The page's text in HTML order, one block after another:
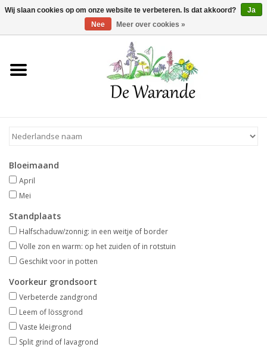
Winkelwagen >0 Artikelen - €0,00
Home
Voorjaarsbloeiers
Zomerbloeiers
Herfstbloeiers
Schaduwplanten
Aanbiedingen
Bodemverbetering
Overige producten
Bloeimaand
April
Mei
Standplaats
Halfschaduw/zonnig: in een weitje of border
Volle zon en warm: op het zuiden of in rotstuin
Geschikt voor in potten
Voorkeur grondsoort
Verbeterde zandgrond
Leem of lössgrond
Vaste kleigrond
Split grind of lavagrond
Wij slaan cookies op om onze website te verbeteren. Is dat akkoord?
Ja
Nee
Meer over cookies »